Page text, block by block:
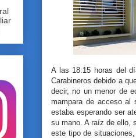
A las 18:15 horas del
Carabineros debido a
decir, no un menor de
mampara de acceso al
estaba esperando ser
su mano. A raíz de ello,
este tipo de